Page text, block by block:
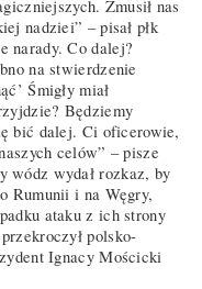
Zmusił nas
nadziei” – pisał płk
narady. Co dalej?
na stwierdzenie
Śmigły miał
Będziemy
bić dalej. Ci oficerowie,
celów” – pisze
wódz wydał rozkaz, by
Rumunii i na Węgry,
ataku z ich strony
polsko-
Ignacy Mościcki